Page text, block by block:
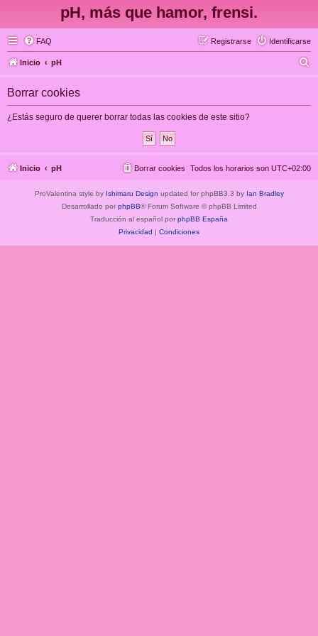
pH, más que hamor, frensi.
FAQ Identificarse
Registrarse
Inicio pH
Borrar cookies
¿Estás seguro de querer borrar todas las cookies de este sitio?
Inicio pH Todos los horarios son UTC+02:00
Borrar cookies
ProValentina style by Ishimaru Design updated for phpBB3.3 by Ian Bradley
Desarrollado por phpBB® Forum Software © phpBB Limited
Traducción al español por phpBB España
Privacidad | Condiciones